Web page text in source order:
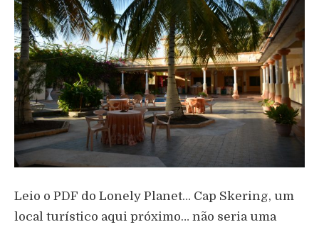
Leio o PDF do Lonely Planet… Cap Skering, um
local turístico aqui próximo… não seria uma